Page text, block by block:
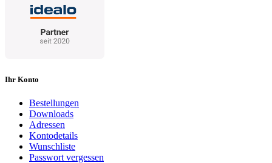
Ihr Konto
Bestellungen
Downloads
Adressen
Kontodetails
Wunschliste
Passwort vergessen